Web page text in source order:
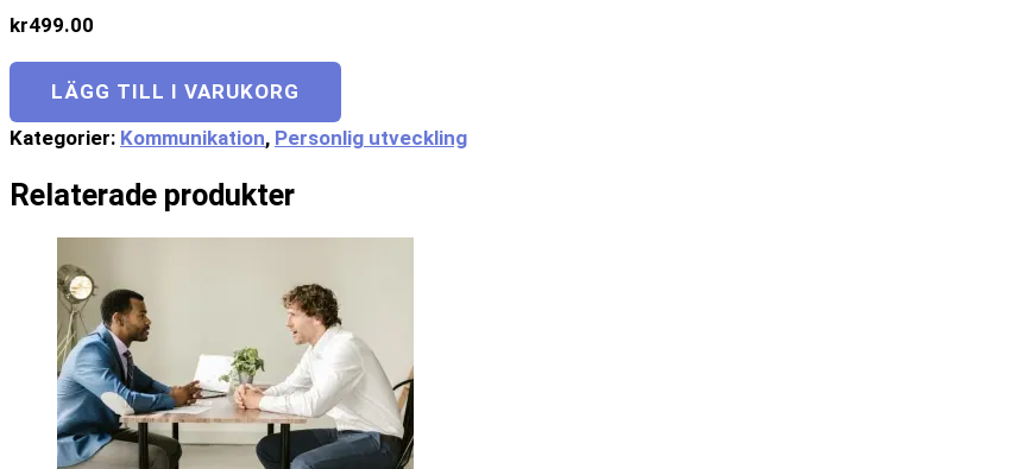
kr499.00
LÄGG TILL I VARUKORG
Kategorier: Kommunikation, Personlig utveckling
Relaterade produkter